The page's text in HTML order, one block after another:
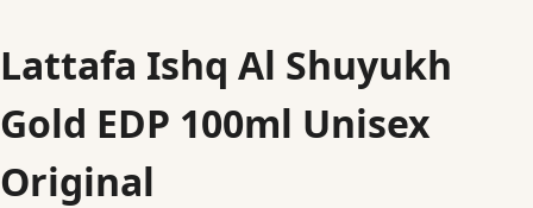
Lattafa Ishq Al Shuyukh
Gold EDP 100ml Unisex
Original